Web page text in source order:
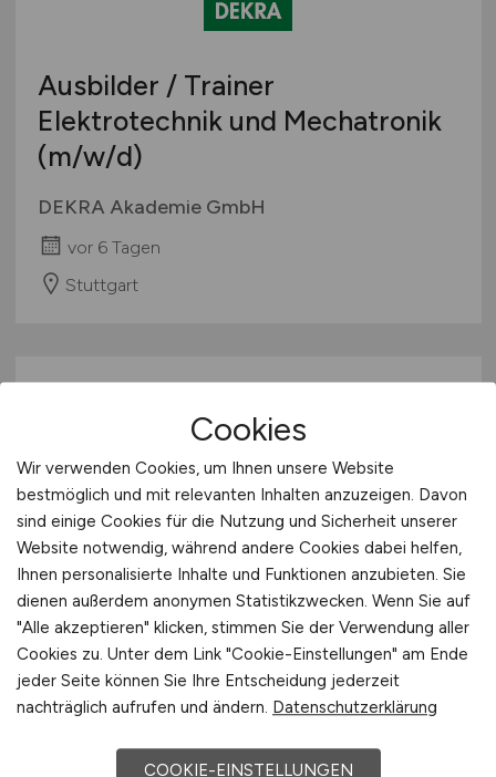
Ausbilder / Trainer
Elektrotechnik und Mechatronik
(m/w/d)
DEKRA Akademie GmbH
vor 6 Tagen
Stuttgart
Handwerker/ Elektrotechnik
(m/w/d)für die Element-i
Kinderhäuser
Konzept-e für Bildung und Betreuung gGmbH
01.08.2026
Cookies
Wir verwenden Cookies, um Ihnen unsere Website
bestmöglich und mit relevanten Inhalten anzuzeigen. Davon
sind einige Cookies für die Nutzung und Sicherheit unserer
Website notwendig, während andere Cookies dabei helfen,
Ihnen personalisierte Inhalte und Funktionen anzubieten. Sie
dienen außerdem anonymen Statistikzwecken. Wenn Sie auf
"Alle akzeptieren" klicken, stimmen Sie der Verwendung aller
Cookies zu. Unter dem Link "Cookie-Einstellungen" am Ende
jeder Seite können Sie Ihre Entscheidung jederzeit
nachträglich aufrufen und ändern. Datenschutzerklärung
COOKIE-EINSTELLUNGEN